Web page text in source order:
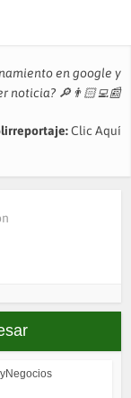
en google y
noticia? 🔎👨🏻‍💻📰
Clic Aquí